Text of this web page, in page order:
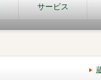
サービス